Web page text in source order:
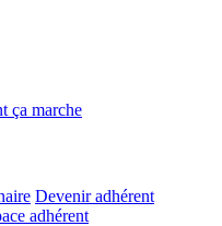
ça marche
Devenir adhérent
adhérent